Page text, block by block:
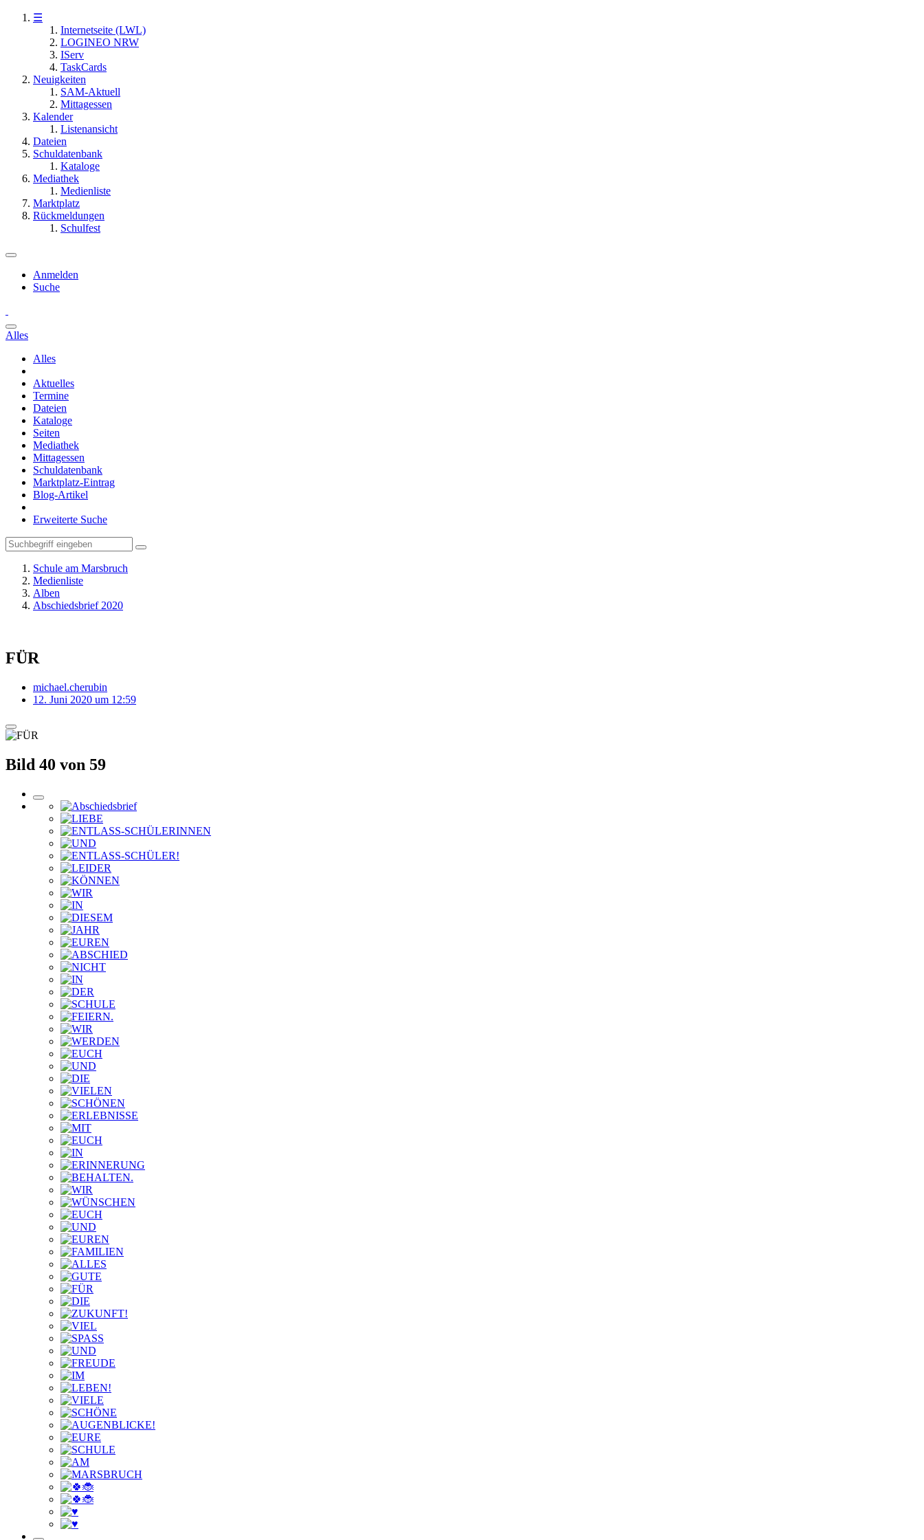
☰
Internetseite (LWL)
LOGINEO NRW
IServ
TaskCards
Neuigkeiten
SAM-Aktuell
Mittagessen
Kalender
Listenansicht
Dateien
Schuldatenbank
Kataloge
Mediathek
Medienliste
Marktplatz
Rückmeldungen
Schulfest
Anmelden
Suche
Alles
Alles
Aktuelles
Termine
Dateien
Kataloge
Seiten
Mediathek
Mittagessen
Schuldatenbank
Marktplatz-Eintrag
Blog-Artikel
Erweiterte Suche
Schule am Marsbruch
Medienliste
Alben
Abschiedsbrief 2020
FÜR
michael.cherubin
12. Juni 2020 um 12:59
Bild 40 von 59